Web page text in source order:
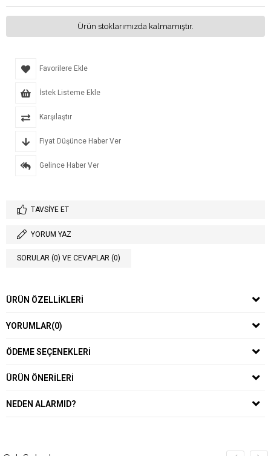
Ürün stoklarımızda kalmamıştır.
Favorilere Ekle
İstek Listeme Ekle
Karşılaştır
Fiyat Düşünce Haber Ver
Gelince Haber Ver
TAVSIYE ET
YORUM YAZ
SORULAR (0) VE CEVAPLAR (0)
ÜRÜN ÖZELLIKLERI
YORUMLAR(0)
ÖDEME SEÇENEKLERI
ÜRÜN ÖNERILERI
NEDEN ALARMID?